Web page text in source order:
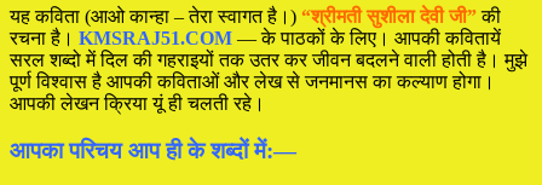
यह कविता (आओ कान्हा – तेरा स्वागत है।) “श्रीमती सुशीला देवी जी”की
रचना है। KMSRAJ51.COM — के पाठकों के लिए। आपकी कवितायें
सरल शब्दो में दिल की गहराइयों तक उतर कर जीवन बदलने वाली होती है। मुझे
पूर्ण विश्वास है आपकी कविताओं और लेख से जनमानस का कल्याण होगा।
आपकी लेखन क्रिया यूं ही चलती रहे।
आपका परिचय आप ही के शब्दों में:—